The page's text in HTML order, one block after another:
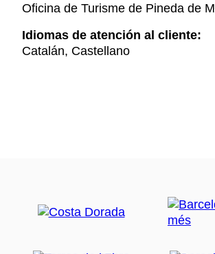
Oficina de Turisme de Pineda de
Idiomas de atención al cliente:
Catalán, Castellano